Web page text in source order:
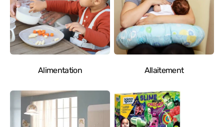
Alimentation Allaitement